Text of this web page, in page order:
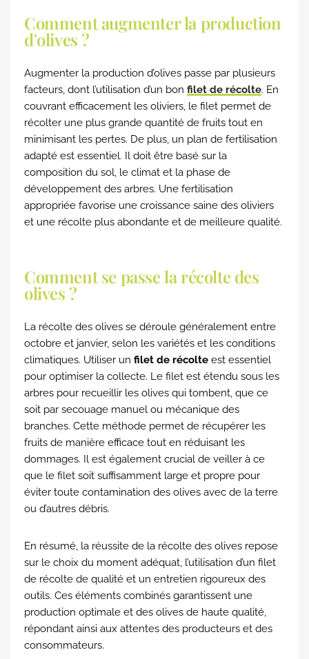
Comment augmenter la production
d'olives ?
Augmenter la production d’olives passe par plusieurs
facteurs, dont l’utilisation d’un bon filet de récolte. En
couvrant efficacement les oliviers, le filet permet de
récolter une plus grande quantité de fruits tout en
minimisant les pertes. De plus, un plan de fertilisation
adapté est essentiel. Il doit être basé sur la
composition du sol, le climat et la phase de
développement des arbres. Une fertilisation
appropriée favorise une croissance saine des oliviers
et une récolte plus abondante et de meilleure qualité.
Comment se passe la récolte des
olives ?
La récolte des olives se déroule généralement entre
octobre et janvier, selon les variétés et les conditions
climatiques. Utiliser un filet de récolte est essentiel
pour optimiser la collecte. Le filet est étendu sous les
arbres pour recueillir les olives qui tombent, que ce
soit par secouage manuel ou mécanique des
branches. Cette méthode permet de récupérer les
fruits de manière efficace tout en réduisant les
dommages. Il est également crucial de veiller à ce
que le filet soit suffisamment large et propre pour
éviter toute contamination des olives avec de la terre
ou d’autres débris.
En résumé, la réussite de la récolte des olives repose
sur le choix du moment adéquat, l’utilisation d’un filet
de récolte de qualité et un entretien rigoureux des
outils. Ces éléments combinés garantissent une
production optimale et des olives de haute qualité,
répondant ainsi aux attentes des producteurs et des
consommateurs.